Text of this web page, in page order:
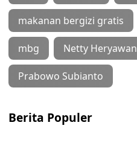
makanan bergizi gratis
mbg Netty Heryawan
Prabowo Subianto
Berita Populer